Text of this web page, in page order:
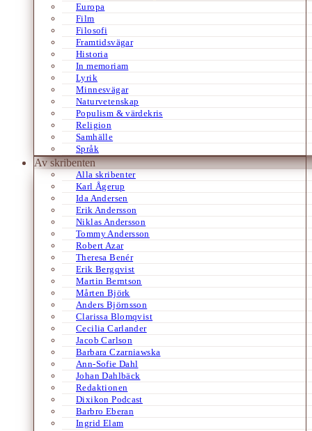
Europa
Film
Filosofi
Framtidsvägar
Historia
In memoriam
Lyrik
Minnesvägar
Naturvetenskap
Populism & värdekris
Religion
Samhälle
Språk
Av skribenten
Alla skribenter
Karl Ågerup
Ida Andersen
Erik Andersson
Niklas Andersson
Tommy Andersson
Robert Azar
Theresa Benér
Erik Bergqvist
Martin Berntson
Mårten Björk
Anders Björnsson
Clarissa Blomqvist
Cecilia Carlander
Jacob Carlson
Barbara Czarniawska
Ann-Sofie Dahl
Johan Dahlbäck
Redaktionen
Dixikon Podcast
Barbro Eberan
Ingrid Elam